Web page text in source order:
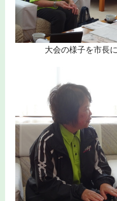
大会の様子を市長